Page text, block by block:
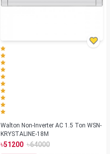
Walton Non-Inverter AC 1.5 Ton WSN-
KRYSTALINE-18M
৳51200 ৳64000